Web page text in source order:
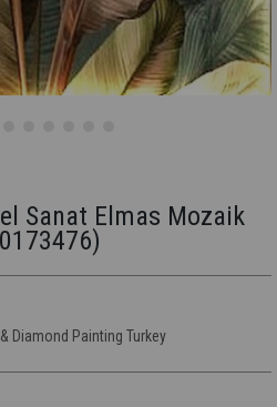
Sanat Elmas Mozaik
Diamond Painting Turkey